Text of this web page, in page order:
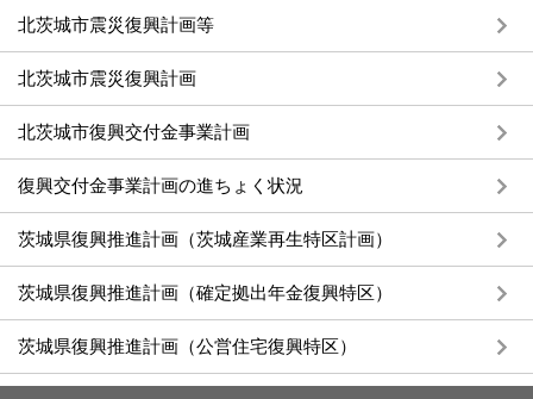
北茨城市震災復興計画等
北茨城市震災復興計画
北茨城市復興交付金事業計画
復興交付金事業計画の進ちょく状況
茨城県復興推進計画（茨城産業再生特区計画）
茨城県復興推進計画（確定拠出年金復興特区）
茨城県復興推進計画（公営住宅復興特区）